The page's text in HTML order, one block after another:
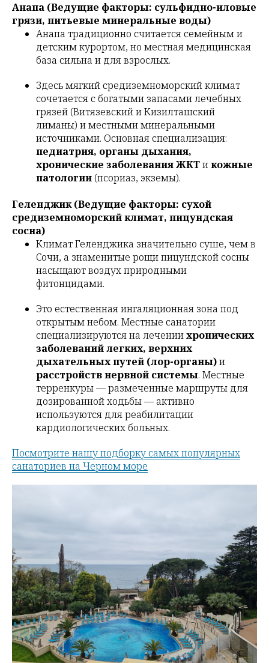
Анапа (Ведущие факторы: сульфидно-иловые
грязи, питьевые минеральные воды)
Анапа традиционно считается семейным и
детским курортом, но местная медицинская
база сильна и для взрослых.
Здесь мягкий средиземноморский климат
сочетается с богатыми запасами лечебных
грязей (Витязевский и Кизилташский
лиманы) и местными минеральными
источниками. Основная специализация:
педиатрия, органы дыхания,
хронические заболевания ЖКТикожные
патологии(псориаз, экземы).
Геленджик (Ведущие факторы: сухой
средиземноморский климат, пицундская
сосна)
Климат Геленджика значительно суше, чем в
Сочи, а знаменитые рощи пицундской сосны
насыщают воздух природными
фитонцидами.
Это естественная ингаляционная зона под
открытым небом. Местные санатории
специализируются на лечениихронических
заболеваний легких, верхних
дыхательных путей (лор-органы)и
расстройств нервной системы. Местные
терренкуры — размеченные маршруты для
дозированной ходьбы — активно
используются для реабилитации
кардиологических больных.
Посмотрите нашу подборку самых популярных
санаториев на Черном море